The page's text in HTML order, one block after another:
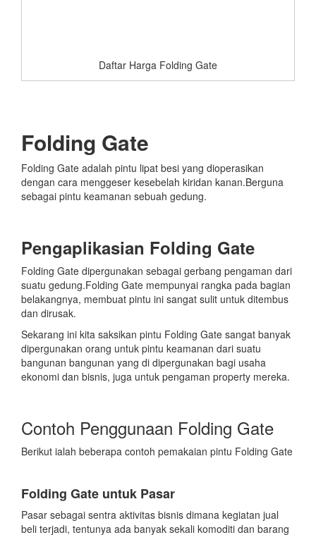
Daftar Harga Folding Gate
Folding Gate
Folding Gate adalah pintu lipat besi yang dioperasikan
dengan cara menggeser kesebelah kiridan kanan.Berguna
sebagai pintu keamanan sebuah gedung.
Pengaplikasian Folding Gate
Folding Gate dipergunakan sebagai gerbang pengaman dari
suatu gedung.Folding Gate mempunyai rangka pada bagian
belakangnya, membuat pintu ini sangat sulit untuk ditembus
dan dirusak.
Sekarang ini kita saksikan pintu Folding Gate sangat banyak
dipergunakan orang untuk pintu keamanan dari suatu
bangunan bangunan yang di dipergunakan bagi usaha
ekonomi dan bisnis, juga untuk pengaman property mereka.
Contoh Penggunaan Folding Gate
Berikut ialah beberapa contoh pemakaian pintu Folding Gate
Folding Gate untuk Pasar
Pasar sebagai sentra aktivitas bisnis dimana kegiatan jual
beli terjadi, tentunya ada banyak sekali komoditi dan barang